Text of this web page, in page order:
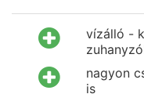
vízálló -
nagyon
is